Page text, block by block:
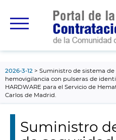
principal
2026-3-12
Suministro de sistema
hemovigilancia con pulseras de
HARDWARE para el Servicio de
Carlos de Madrid.
Suministro